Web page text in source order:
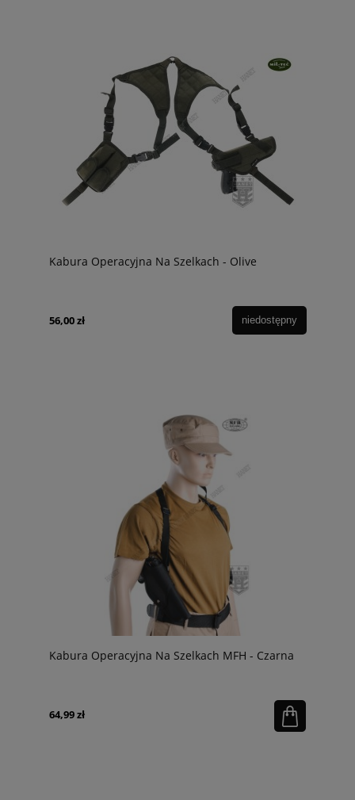
Kabura Operacyjna Na Szelkach - Olive
56,00 zł niedostępny
Kabura Operacyjna Na Szelkach MFH - Czarna
64,99 zł